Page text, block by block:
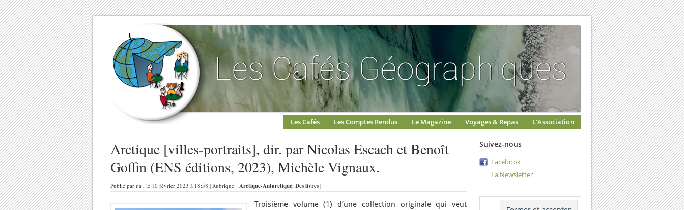
Les Cafés Les Comptes Rendus Le Magazine Voyages & Repas L’Association
Arctique [villes-portraits], dir. par Nicolas Escach et Benoît
Goffin (ENS éditions, 2023), Michèle Vignaux.
Publié par r.a., le 10 février 2023 à 18:58 | Rubrique : Arctique-Antarctique, Des livres |
Troisième volume (1) d’une collection originale qui veut
Suivez-nous
Facebook
La Newsletter